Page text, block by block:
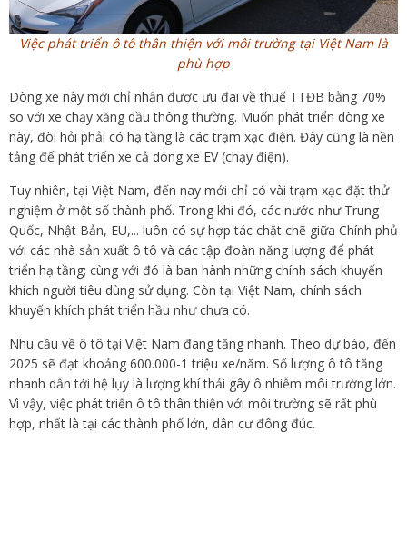
Việc phát triển ô tô thân thiện với môi trường tại Việt Nam là
phù hợp
Dòng xe này mới chỉ nhận được ưu đãi về thuế TTĐB bằng 70%
so với xe chạy xăng dầu thông thường. Muốn phát triển dòng xe
này, đòi hỏi phải có hạ tầng là các trạm xạc điện. Đây cũng là nền
tảng để phát triển xe cả dòng xe EV (chạy điện).
Tuy nhiên, tại Việt Nam, đến nay mới chỉ có vài trạm xạc đặt thử
nghiệm ở một số thành phố. Trong khi đó, các nước như Trung
Quốc, Nhật Bản, EU,... luôn có sự hợp tác chặt chẽ giữa Chính phủ
với các nhà sản xuất ô tô và các tập đoàn năng lượng để phát
triển hạ tầng; cùng với đó là ban hành những chính sách khuyến
khích người tiêu dùng sử dụng. Còn tại Việt Nam, chính sách
khuyến khích phát triển hầu như chưa có.
Nhu cầu về ô tô tại Việt Nam đang tăng nhanh. Theo dự báo, đến
2025 sẽ đạt khoảng 600.000-1 triệu xe/năm. Số lượng ô tô tăng
nhanh dẫn tới hệ lụy là lượng khí thải gây ô nhiễm môi trường lớn.
Vì vậy, việc phát triển ô tô thân thiện với môi trường sẽ rất phù
hợp, nhất là tại các thành phố lớn, dân cư đông đúc.